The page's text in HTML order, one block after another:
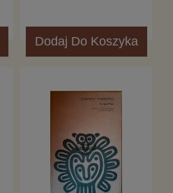
Dodaj Do Koszyka